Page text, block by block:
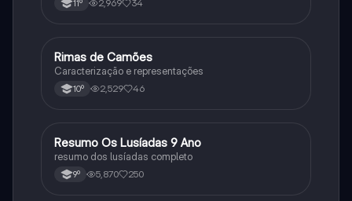
11º 2,969 34
Português
Rimas de Camões
Caracterização e representações
10º 2,529 46
Português
Resumo Os Lusíadas 9 Ano
resumo dos lusíadas completo
9º 5,870 250